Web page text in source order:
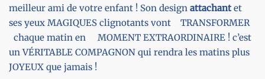
meilleur ami de votre enfant ! Son design attachantet
ses yeux MAGIQUES clignotants vont TRANSFORMER
chaque matin en MOMENT EXTRAORDINAIRE ! c’est
un VÉRITABLE COMPAGNON qui rendra les matins plus
JOYEUX que jamais !